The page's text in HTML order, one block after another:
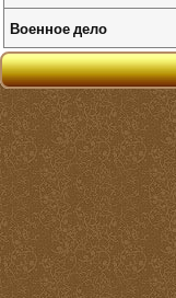
Военное дело